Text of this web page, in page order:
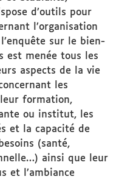
d’outils pour
l’organisation
sur le bien-
est menée tous les
aspects de la vie
les
formation,
ou institut, les
et la capacité de
(santé,
ainsi que leur
et l’ambiance